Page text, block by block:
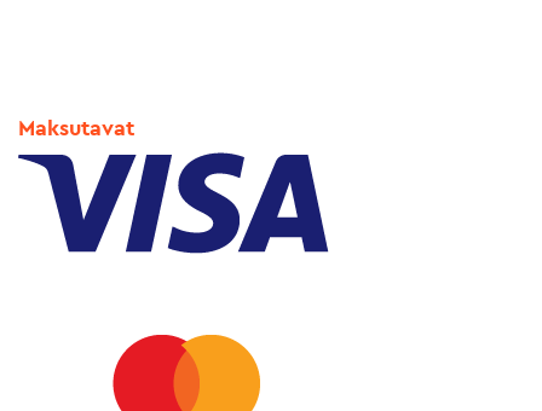
Maksutavat